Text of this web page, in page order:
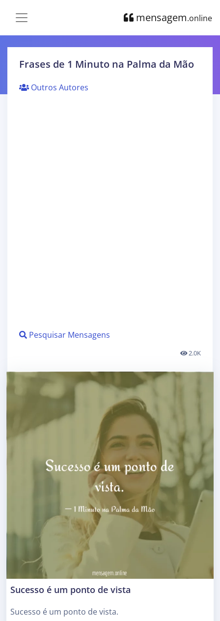
mensagem.online
Frases de 1 Minuto na Palma da Mão
Outros Autores
Pesquisar Mensagens
2.0K
Sucesso é um ponto de vista
Sucesso é um ponto de vista.